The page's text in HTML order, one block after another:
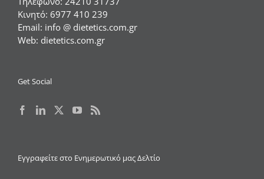
Κινητό: 6977 410 239
Email: info @ dietetics.com.gr
Web: dietetics.com.gr
Get Social
Εγγραφείτε στο Ενημερωτικό μας Δελτίο